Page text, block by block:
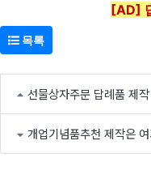
[AD]
목록
선물상자주문 답례품 제
개업기념품추천 제작은